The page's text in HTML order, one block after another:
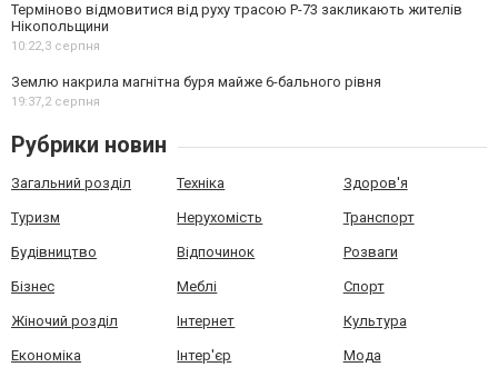
Терміново відмовитися від руху трасою Р-73 закликають жителів
Нікопольщини
10:22,3 серпня
Землю накрила магнітна буря майже 6-бального рівня
19:37,2 серпня
Рубрики новин
Загальний розділ Техніка Здоров'я
Туризм Нерухомість Транспорт
Будівництво Відпочинок Розваги
Бізнес Меблі Спорт
Жіночий розділ Інтернет Культура
Економіка Інтер'єр Мода